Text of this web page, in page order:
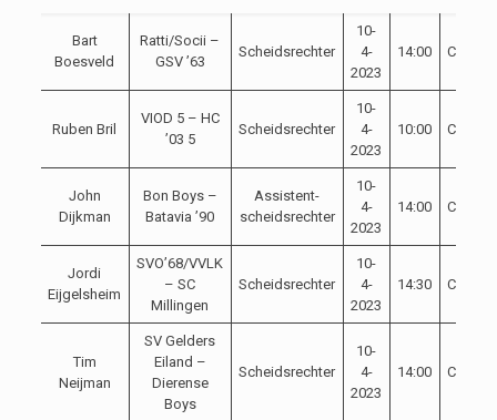
Bart
Boesveld
Ratti/Socii –
GSV ’63
Scheidsrechter
10-
4-
2023
14:00
Ruben Bril
VIOD 5 – HC
’03 5
Scheidsrechter
10-
4-
2023
10:00
John
Dijkman
Bon Boys –
Batavia ’90
Assistent-
scheidsrechter
10-
4-
2023
14:00
Jordi
Eijgelsheim
SVO’68/VVLK
– SC
Millingen
Scheidsrechter
10-
4-
2023
14:30
Tim
Neijman
SV Gelders
Eiland –
Dierense
Boys
Scheidsrechter
10-
4-
2023
14:00